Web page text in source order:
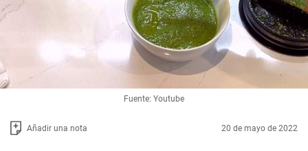
Fuente: Youtube
Añadir una nota 20 de mayo de 2022